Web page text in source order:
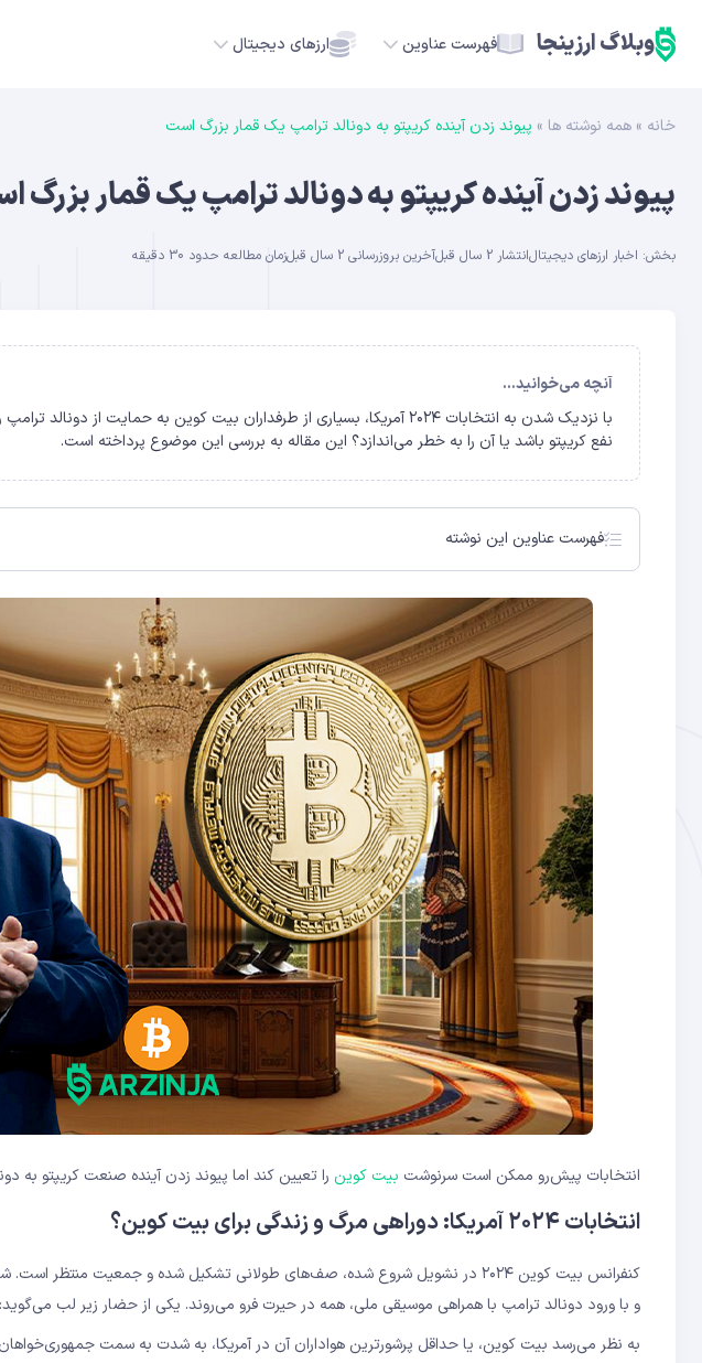
وبلاگ ارزینجا فهرست عناوین ارزهای دیجیتال
ADA
خانه » همه نوشته ها » پیوند زدن آینده کریپتو به دونالد ترامپ یک قمار بزرگ است
پیوند زدن آینده کریپتو به دونالد ترامپ یک قمار بزرگ
بخش: اخبار ارزهای دیجیتالانتشار 2 سال قبل آخرین بروزرسانی 2 سال قبل زمان مطالعه حدود 30 دقیقه
آنچه می‌خوانید...
با نزدیک شدن به انتخابات ۲۰۲۴ آمریکا، بسیاری از طرفداران بیت کوین به حمایت از
نفع کریپتو باشد یا آن را به خطر می‌اندازد؟ این مقاله به بررسی این موضوع پرداخته است.
فهرست عناوین این نوشته
چرخش ترامپ در مورد بیت کوین و ارزهای دیجیتال
ارتش ضد کریپتو دموکرات‌ها
هدف گرفتن صنعت کریپتو توسط عملیات چوک پوینت ۲
دموکرات‌ها مسئول جنگ SEC علیه کریپتو هستند
ترامپ وعده داده که CBDCها را از بین خواهد برد
آیا کریپتو باید یک صنعت جمهوری‌خواه باشد؟
انتخابات پیش‌رو ممکن است سرنوشت بیت کوین را تعیین کند اما پیوند زدن آینده صنعت کریپتو به
انتخابات ۲۰۲۴ آمریکا: دوراهی مرگ و زندگی برای بیت کوین؟
کنفرانس بیت کوین ۲۰۲۴ در نشویل شروع شده، صف‌های طولانی تشکیل شده و
و با ورود دونالد ترامپ با همراهی موسیقی ملی، همه در حیرت فرو می‌روند. یکی از حضار زیر لب
به نظر می‌رسد بیت کوین، یا حداقل پرشورترین هواداران آن در آمریکا، به شدت به سمت جمهوری‌خواهان